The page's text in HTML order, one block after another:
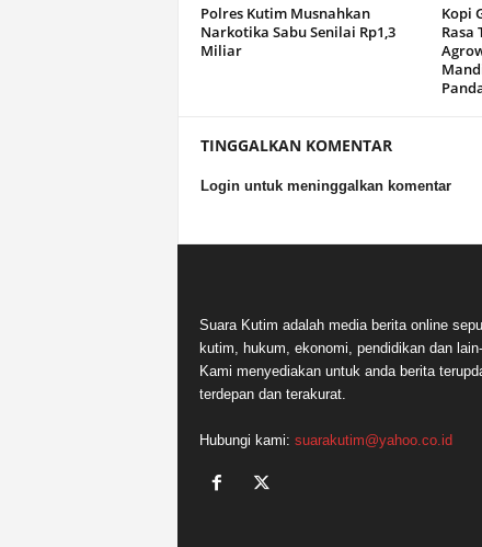
Polres Kutim Musnahkan
Narkotika Sabu Senilai Rp1,3
Miliar
Kopi
Rasa
TINGGALKAN KOMENTAR
Login untuk meninggalkan komentar
Suara Kutim adalah media berita online
kutim, hukum, ekonomi, pendidikan dan
Kami menyediakan untuk anda berita
terdepan dan terakurat.
Hubungi kami: suarakutim@yahoo.co.id